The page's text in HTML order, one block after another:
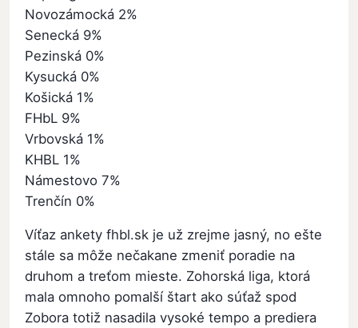
Novozámocká 2%
Senecká 9%
Pezinská 0%
Kysucká 0%
Košická 1%
FHbL 9%
Vrbovská 1%
KHBL 1%
Námestovo 7%
Trenčín 0%
Víťaz ankety fhbl.sk je už zrejme jasný, no ešte
stále sa môže nečakane zmeniť poradie na
druhom a treťom mieste. Zohorská liga, ktorá
mala omnoho pomalší štart ako súťaž spod
Zobora totiž nasadila vysoké tempo a prediera